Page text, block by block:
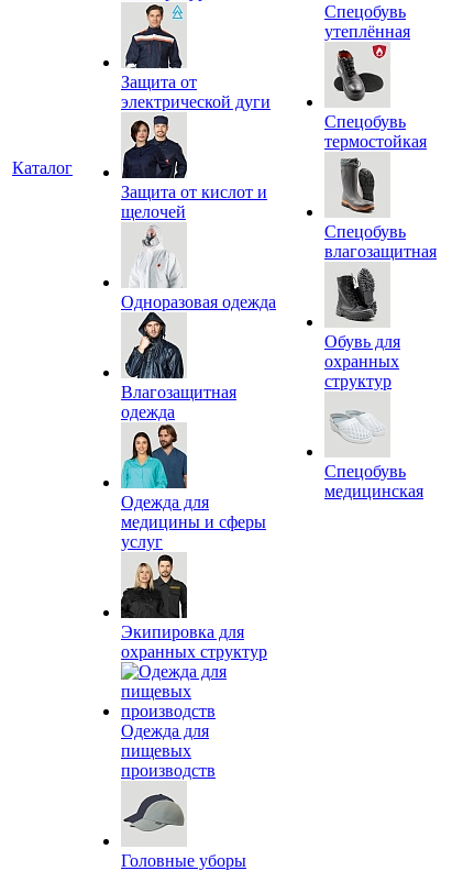
Каталог
Защита от
электрической дуги
Защита от кислот и
щелочей
Одноразовая одежда
Влагозащитная
одежда
Одежда для
медицины и сферы
услуг
Экипировка для
охранных структур
Одежда для
пищевых
производств
Головные уборы
Спецобувь
утеплённая
Спецобувь
термостойкая
Спецобувь
влагозащитная
Обувь для
охранных
структур
Спецобувь
медицинская